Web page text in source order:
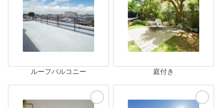
ルーフバルコニー 庭付き